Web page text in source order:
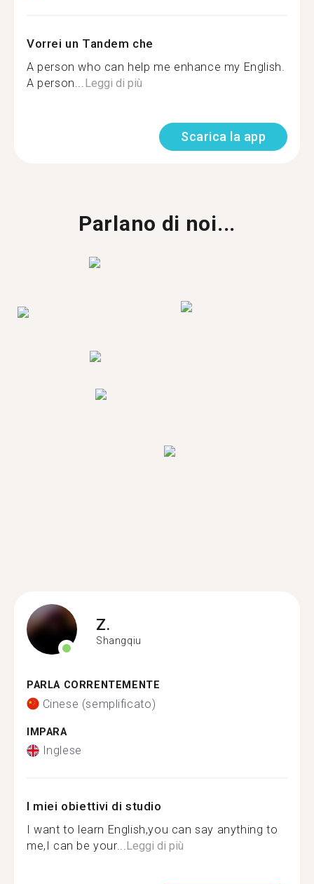
Vorrei un Tandem che
A person who can help me enhance my English.
A person...Leggi di più
Scarica la app
Parlano di noi...
Z.
Shangqiu
PARLA CORRENTEMENTE
Cinese (semplificato)
IMPARA
Inglese
I miei obiettivi di studio
I want to learn English,you can say anything to
me,I can be your...Leggi di più